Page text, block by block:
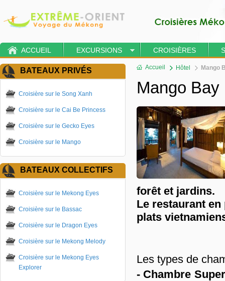
ACCUEIL EXCURSIONS CROISIÈRES
BATEAUX PRIVÉS
Croisière sur le Song Xanh
Croisière sur le Cai Be Princess
Croisière sur le Gecko Eyes
Croisière sur le Mango
BATEAUX COLLECTIFS
Croisière sur le Mekong Eyes
Croisière sur le Bassac
Croisière sur le Dragon Eyes
Croisière sur le Mekong Melody
Croisière sur le Mekong Eyes
Explorer
Accueil Hôtel Mango
Mango Bay
forêt et jardins.
Le restaurant
plats
Les types de
- Chambre